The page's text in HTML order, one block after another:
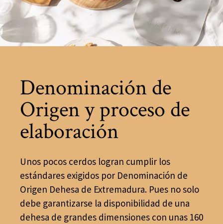
Denominación de
Origen y proceso de
elaboración
Unos pocos cerdos logran cumplir los
estándares exigidos por Denominación de
Origen Dehesa de Extremadura. Pues no solo
debe garantizarse la disponibilidad de una
dehesa de grandes dimensiones con unas 160